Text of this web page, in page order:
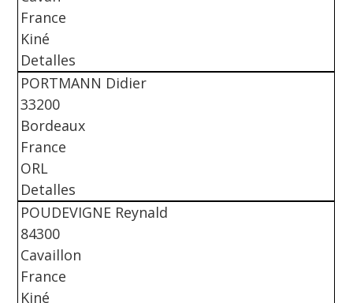
France
Kiné
Detalles
PORTMANN Didier
33200
Bordeaux
France
ORL
Detalles
POUDEVIGNE Reynald
84300
Cavaillon
France
Kiné